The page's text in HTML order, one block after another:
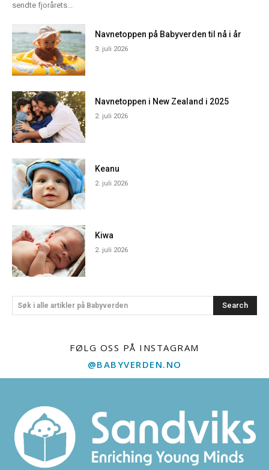
sendte fjorårets...
Navnetoppen på Babyverden til nå i år
3. juli 2026
Navnetoppen i New Zealand i 2025
2. juli 2026
Keanu
2. juli 2026
Kiwa
2. juli 2026
Søk i alle artikler på Babyverden Search
FØLG OSS PÅ INSTAGRAM
@BABYVERDEN.NO